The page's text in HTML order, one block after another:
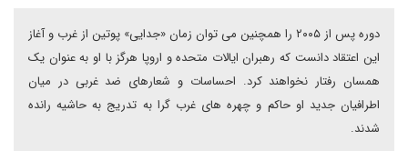
دوره پس از ۲۰۰۵ را همچنین می توان زمان «جدایی» پوتین از غرب و آغاز
این اعتقاد دانست که رهبران ایالات متحده و اروپا هرگز با او به عنوان یک
همسان رفتار نخواهند کرد. احساسات و شعارهای ضد غربی در میان
اطرافیان جدید او حاکم و چهره های غرب گرا به تدریج به حاشیه رانده
شدند.